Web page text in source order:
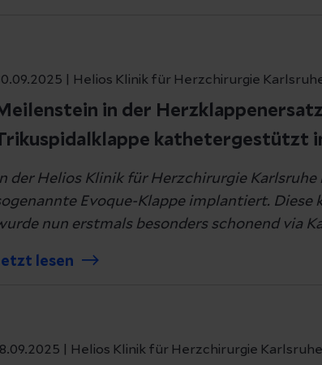
| Helios Klinik für Herzchirurgie
in der
kathetergestützt
der Helios Klinik für Herzchirurgie
Evoque-Klappe implantiert.
nun erstmals besonders schonend via
lesen
| Helios Klinik für Herzchirurgie Karlsruhe